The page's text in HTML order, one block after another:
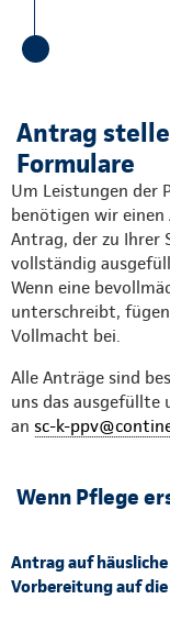
Antrag
Formulare
Um Leistungen der
benötigen wir einen
Antrag, der zu Ihrer
vollständig
Wenn eine
unterschreibt,
Vollmacht bei.
Alle Anträge sind
uns das ausgefüllte
an sc-k-
Wenn Pflege
Antrag auf
Vorbereitung auf